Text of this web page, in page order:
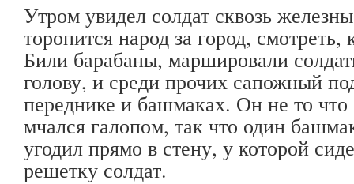
Утром увидел солдат сквозь
торопится народ за город, смотреть,
Били барабаны, маршировали
голову, и среди прочих сапожный
переднике и башмаках. Он не то
мчался галопом, так что один
угодил прямо в стену, у которой
решетку солдат.